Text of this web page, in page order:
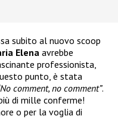
subito al nuovo scoop
Elena avrebbe
professionista,
punto, è stata
comment, no comment”.
di mille conferme!
o per la voglia di